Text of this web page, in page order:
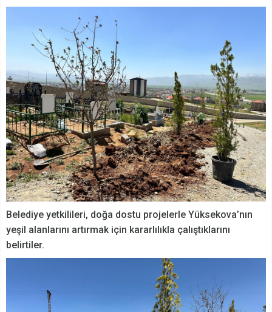
Belediye yetkilileri, doğa dostu projelerle Yüksekova’nın
yeşil alanlarını artırmak için kararlılıkla çalıştıklarını
belirtiler.